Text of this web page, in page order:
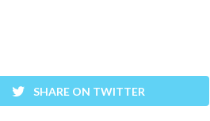
SHARE ON TWITTER